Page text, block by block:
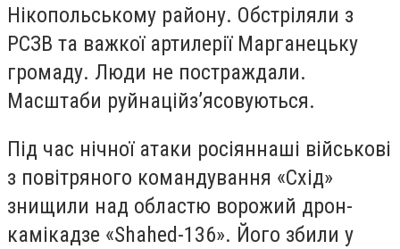
Нікопольському району. Обстріляли з
РСЗВ та важкої артилерії Марганецьку
громаду. Люди не постраждали.
Масштаби руйнаційз’ясовуються.
Під час нічної атаки росіяннаші військові
з повітряного командування «Схід»
знищили над областю ворожий дрон-
камікадзе «Shahed-136». Його збили у